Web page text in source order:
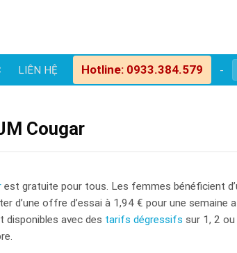
LIÊN HỆ Hotline: 0933.384.579 -
Cougar
est gratuite pour tous. Les femmes bénéficient
d’une offre d’essai à 1,94 € pour une
disponibles avec des tarifs dégressifs sur 1, 2